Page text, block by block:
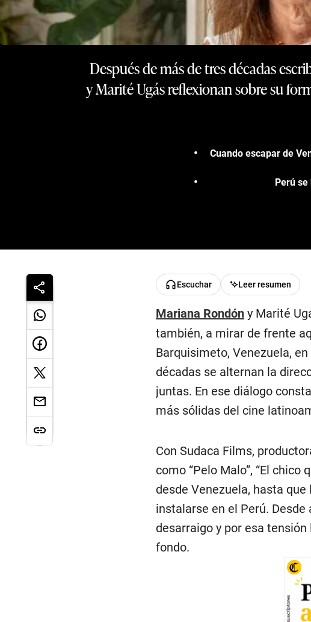
Después de más de tres décadas
y Marité Ugás reflexionan sobre su
Cuando escapar de
Perú se
Escuchar Leer resumen
Mariana Rondóny Marité
también, a mirar de frente
Barquisimeto, Venezuela,
décadas se alternan la
juntas. En ese diálogo
más sólidas del cine
Con Sudaca Films,
como “Pelo Malo”, “El chico
desde Venezuela, hasta
instalarse en el Perú.
desarraigo y por esa
fondo.